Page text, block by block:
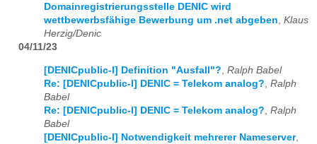
Domainregistrierungsstelle DENIC wird
wettbewerbsfähige Bewerbung um .net abgeben, Klaus
Herzig/Denic
04/11/23
[DENICpublic-l] Definition "Ausfall"?, Ralph Babel
Re: [DENICpublic-l] DENIC = Telekom analog?, Ralph
Babel
Re: [DENICpublic-l] DENIC = Telekom analog?, Ralph
Babel
[DENICpublic-l] Notwendigkeit mehrerer Nameserver,